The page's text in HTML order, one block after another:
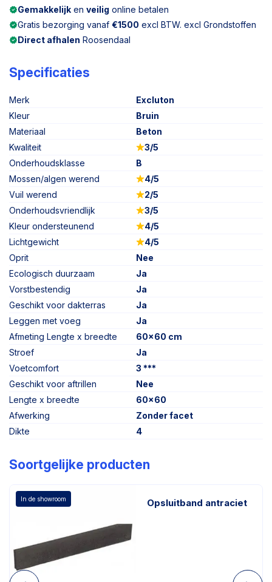
Gemakkelijk en veilig online betalen
Gratis bezorging vanaf €1500 excl BTW. excl Grondstoffen
Direct afhalen Roosendaal
Specificaties
Merk
Excluton
Kleur
Bruin
Materiaal
Beton
Kwaliteit
3/5
Onderhoudsklasse
B
Mossen/algen werend
4/5
Vuil werend
2/5
Onderhoudsvriendlijk
3/5
Kleur ondersteunend
4/5
Lichtgewicht
4/5
Oprit
Nee
Ecologisch duurzaam
Ja
Vorstbestendig
Ja
Geschikt voor dakterras
Ja
Leggen met voeg
Ja
Afmeting Lengte x breedte
60x60 cm
Stroef
Ja
Voetcomfort
3 ***
Geschikt voor aftrillen
Nee
Lengte x breedte
60x60
Afwerking
Zonder facet
Dikte
4
Soortgelijke producten
In de showroom Opsluitband antraciet